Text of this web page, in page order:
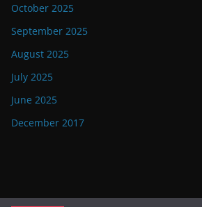
October 2025
September 2025
August 2025
July 2025
June 2025
December 2017